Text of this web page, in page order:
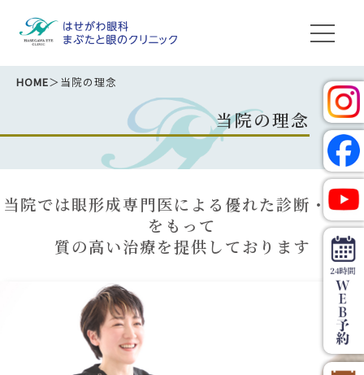
HOME＞当院の理念
当院の理念
当院では眼形成専門医による優れた診断・技術
をもって
質の高い治療を提供しております